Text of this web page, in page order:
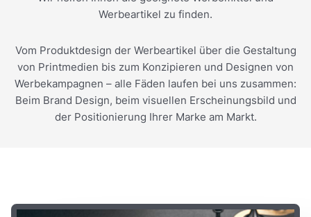
Werbeartikel zu finden.
Vom Produktdesign der Werbeartikel über die Gestaltung
von Printmedien bis zum Konzipieren und Designen von
Werbekampagnen – alle Fäden laufen bei uns zusammen:
Beim Brand Design, beim visuellen Erscheinungsbild und
der Positionierung Ihrer Marke am Markt.